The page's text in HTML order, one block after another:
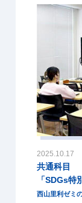
2025.10.17
共通科目
「SDGs特
西山里利ゼミ